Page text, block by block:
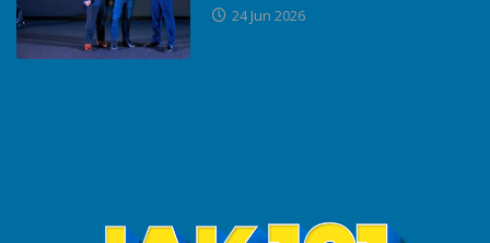
24 Jun 2026